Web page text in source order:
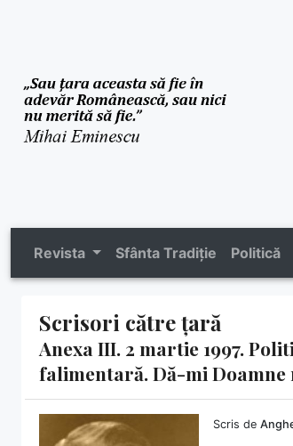
Revista Sfânta Tradiție Politică
Scrisori către țară
Anexa III. 2 martie 1997.
falimentară. Dă-mi
Scris de